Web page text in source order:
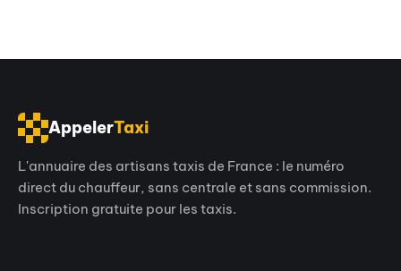
AppelerTaxi
L'annuaire des artisans taxis de France : le numéro
direct du chauffeur, sans centrale et sans commission.
Inscription gratuite pour les taxis.